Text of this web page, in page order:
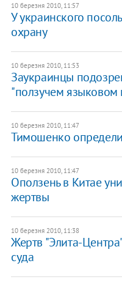
10 березня 2010, 11:57
У украинского
охрану
10 березня 2010, 11:53
Заукраинцы
"ползучем языковом
10 березня 2010, 11:47
Тимошенко
10 березня 2010, 11:47
Оползень в Китае
жертвы
10 березня 2010, 11:38
Жертв "Элита-
суда